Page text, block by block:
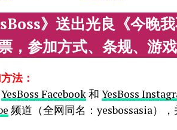
》送出光良《今晚
，参加方式、条规、游
法：
YesBoss Facebook和 YesBoss
频道（全网同名：yesbossasia）